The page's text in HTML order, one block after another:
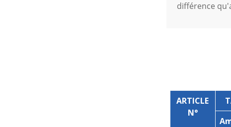
différence
ARTICLE
N°